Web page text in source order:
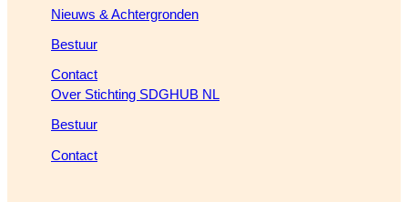
m
Nieuws & Achtergronden
Bestuur
Contact
Over Stichting SDGHUB NL
Bestuur
Contact